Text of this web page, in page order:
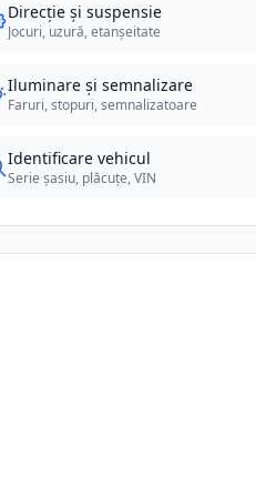
Direcție și suspensie
Jocuri, uzură, etanșeitate
Iluminare și semnalizare
Faruri, stopuri, semnalizatoare
Identificare vehicul
Serie șasiu, plăcuțe, VIN